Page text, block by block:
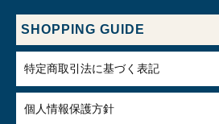
SHOPPING GUIDE
特定商取引法に基づく表記
個人情報保護方針